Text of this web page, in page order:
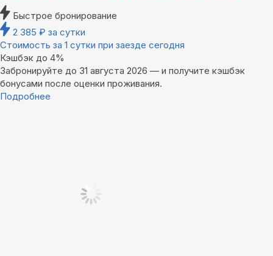
Быстрое бронирование
2 385 ₽ за сутки
Стоимость за 1 сутки при заезде сегодня
Кэшбэк до 4%
Забронируйте до 31 августа 2026 — и получите кэшбэк
бонусами после оценки проживания.
Подробнее